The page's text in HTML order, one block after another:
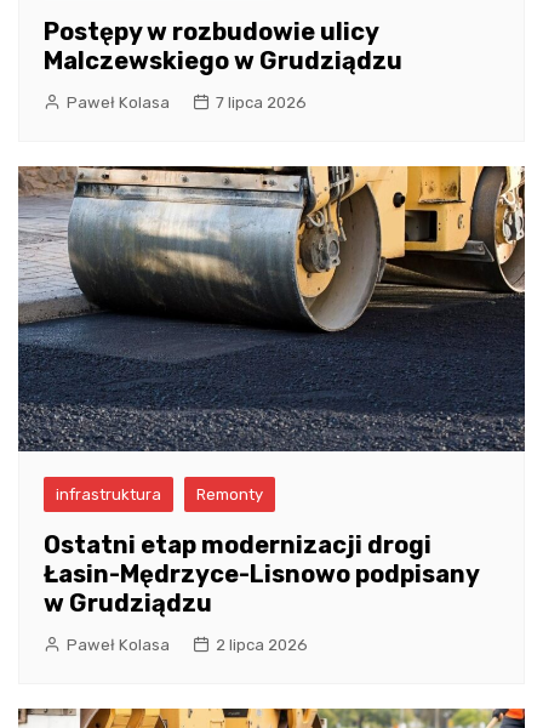
Postępy w rozbudowie ulicy
Malczewskiego w Grudziądzu
Paweł Kolasa 7 lipca 2026
infrastruktura Remonty
Ostatni etap modernizacji drogi
Łasin-Mędrzyce-Lisnowo podpisany
w Grudziądzu
Paweł Kolasa 2 lipca 2026